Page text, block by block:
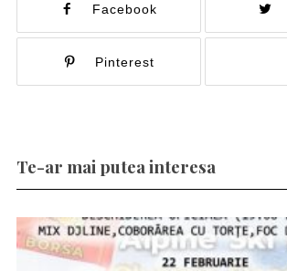
Facebook
Pinterest
Te-ar mai putea interesa